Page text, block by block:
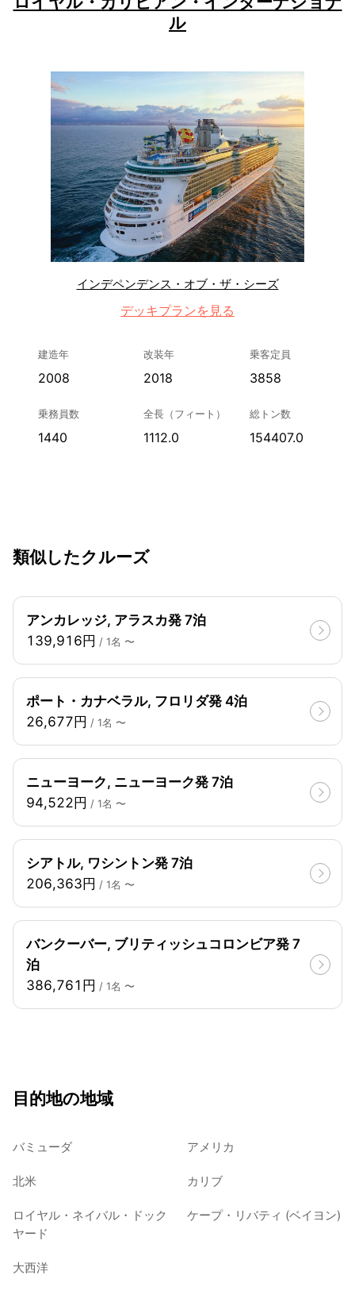
ル
インデペンデンス・オブ・ザ・シーズ
デッキプランを見る
建造年
2008
改装年
2018
乗客定員
3858
乗務員数
1440
全長（フィート）
1112.0
総トン数
154407.0
類似したクルーズ
アンカレッジ, アラスカ発 7泊
139,916円 / 1名 〜
ポート・カナベラル, フロリダ発 4泊
26,677円 / 1名 〜
ニューヨーク, ニューヨーク発 7泊
94,522円 / 1名 〜
シアトル, ワシントン発 7泊
206,363円 / 1名 〜
バンクーバー, ブリティッシュコロンビア発 7
泊
386,761円 / 1名 〜
目的地の地域
バミューダ アメリカ
北米 カリブ
ロイヤル・ネイバル・ドック
ヤード
ケープ・リバティ (ベイヨン)
大西洋